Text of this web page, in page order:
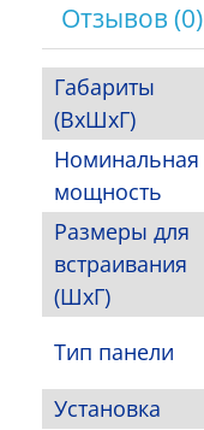
Отзывов (0)
Габариты
(ВхШхГ)
Номинальная
мощность
Размеры для
встраивания
(ШхГ)
Тип панели
Установка